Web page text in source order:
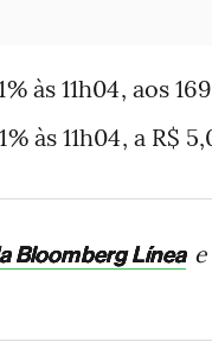
às 11h04, aos
às 11h04, a R$
Bloomberg Línea